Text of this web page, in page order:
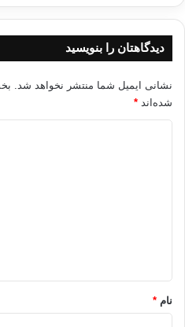
توضیح می دهد. وی در کتاب
و شمول آن نسبت به نظام های
برای دموکراسی نام می برد:
مجموعه ای از نهادها که مأموریت
دیدگاهتان را بنویسید
نشانی ایمیل شما منتشر نخواهد شد.
شده‌اند *
نام *